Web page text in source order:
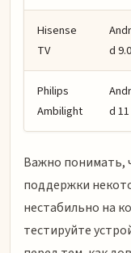
Hisense
TV
d 9.0
Philips
Ambilight
d 11
Важно понимать,
поддержки
нестабильно на
тестируйте